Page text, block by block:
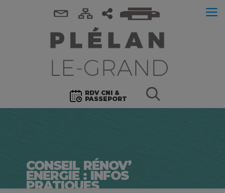
RDV CNI &
PASSEPORT
CONSEIL RÉNOV’
ENERGIE : INFOS
PRATIQUES